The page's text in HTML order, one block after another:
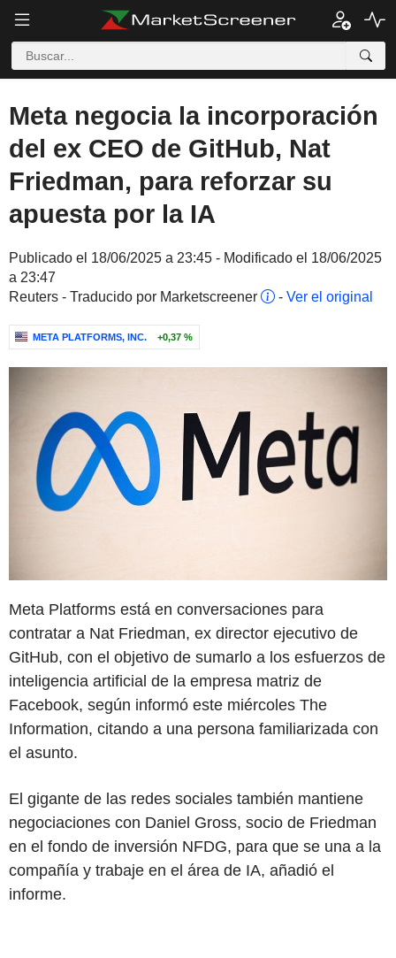
Meta negocia la incorporación
del ex CEO de GitHub, Nat
Friedman, para reforzar su
apuesta por la IA
Publicado el 18/06/2025 a 23:45 - Modificado el 18/06/2025
a 23:47
Reuters - Traducido por Marketscreener
- Ver el original
META PLATFORMS, INC. +0,37 %
Meta Platforms está en conversaciones para
contratar a Nat Friedman, ex director ejecutivo de
GitHub, con el objetivo de sumarlo a los esfuerzos de
inteligencia artificial de la empresa matriz de
Facebook, según informó este miércoles The
Information, citando a una persona familiarizada con
el asunto.
El gigante de las redes sociales también mantiene
negociaciones con Daniel Gross, socio de Friedman
en el fondo de inversión NFDG, para que se una a la
compañía y trabaje en el área de IA, añadió el
informe.